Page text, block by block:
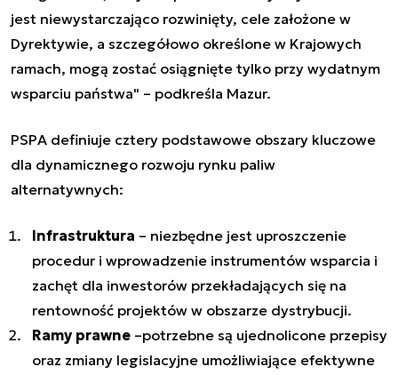
jest niewystarczająco rozwinięty, cele założone w
Dyrektywie, a szczegółowo określone w Krajowych
ramach, mogą zostać osiągnięte tylko przy wydatnym
wsparciu państwa" – podkreśla Mazur.
PSPA definiuje cztery podstawowe obszary kluczowe
dla dynamicznego rozwoju rynku paliw
alternatywnych:
Infrastruktura – niezbędne jest uproszczenie
procedur i wprowadzenie instrumentów wsparcia i
zachęt dla inwestorów przekładających się na
rentowność projektów w obszarze dystrybucji.
Ramy prawne –potrzebne są ujednolicone przepisy
oraz zmiany legislacyjne umożliwiające efektywne